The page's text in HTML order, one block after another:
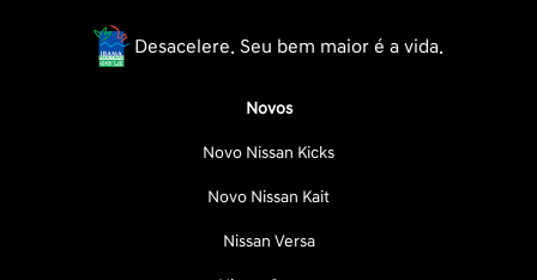
Desacelere. Seu bem maior é a vida.
Novos
Novo Nissan Kicks
Novo Nissan Kait
Nissan Versa